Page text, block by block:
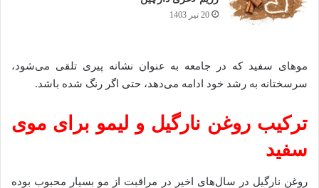
20 تیر 1403
مو‌های سفید که در جامعه به عنوان نشانه پیری تلقی می‌شود،
سرسختانه به رشد خود ادامه می‌دهد، حتی اگر رنگ شده باشد.
ترکیب روغن نارگیل و لیمو برای موی
سفید
روغن نارگیل در سال‌های اخیر در مراقبت از مو بسیار محبوب بوده